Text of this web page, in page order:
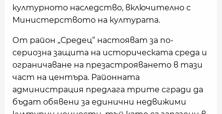
културното наследство, включително с
Министерството на културата.
От район „Средец“ настояват за по-
сериозна защита на историческата среда и
ограничаване на презастрояването в тази
част на центъра. Районната
администрация предлага трите сгради да
бъдат обявени за единични недвижими